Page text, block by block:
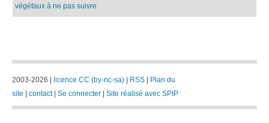
végétaux à ne pas suivre
2003-2026 | licence CC (by-nc-sa) | RSS | Plan du
site | contact| Se connecter | Site réalisé avec SPIP